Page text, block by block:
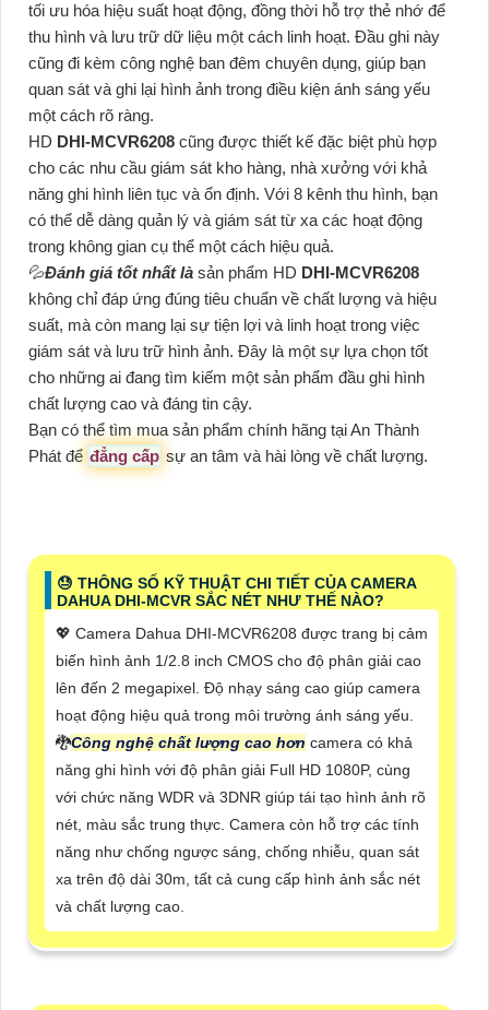
tối ưu hóa hiệu suất hoạt động, đồng thời hỗ trợ thẻ nhớ để
thu hình và lưu trữ dữ liệu một cách linh hoạt. Đầu ghi này
cũng đi kèm công nghệ ban đêm chuyên dụng, giúp bạn
quan sát và ghi lại hình ảnh trong điều kiện ánh sáng yếu
một cách rõ ràng.
HD DHI-MCVR6208 cũng được thiết kế đặc biệt phù hợp
cho các nhu cầu giám sát kho hàng, nhà xưởng với khả
năng ghi hình liên tục và ổn định. Với 8 kênh thu hình, bạn
có thể dễ dàng quản lý và giám sát từ xa các hoạt động
trong không gian cụ thể một cách hiệu quả.
💦Đánh giá tốt nhất là sản phẩm HD DHI-MCVR6208
không chỉ đáp ứng đúng tiêu chuẩn về chất lượng và hiệu
suất, mà còn mang lại sự tiện lợi và linh hoạt trong việc
giám sát và lưu trữ hình ảnh. Đây là một sự lựa chọn tốt
cho những ai đang tìm kiếm một sản phẩm đầu ghi hình
chất lượng cao và đáng tin cậy.
Bạn có thể tìm mua sản phẩm chính hãng tại An Thành
Phát để đẳng cấp sự an tâm và hài lòng về chất lượng.
😓 THÔNG SỐ KỸ THUẬT CHI TIẾT CỦA CAMERA
DAHUA DHI-MCVR SẮC NÉT NHƯ THẾ NÀO?
💖 Camera Dahua DHI-MCVR6208 được trang bị cảm
biến hình ảnh 1/2.8 inch CMOS cho độ phân giải cao
lên đến 2 megapixel. Độ nhạy sáng cao giúp camera
hoạt động hiệu quả trong môi trường ánh sáng yếu.
🐉️Công nghệ chất lượng cao hơn camera có khả
năng ghi hình với độ phân giải Full HD 1080P, cùng
với chức năng WDR và 3DNR giúp tái tạo hình ảnh rõ
nét, màu sắc trung thực. Camera còn hỗ trợ các tính
năng như chống ngược sáng, chống nhiễu, quan sát
xa trên độ dài 30m, tất cả cung cấp hình ảnh sắc nét
và chất lượng cao.